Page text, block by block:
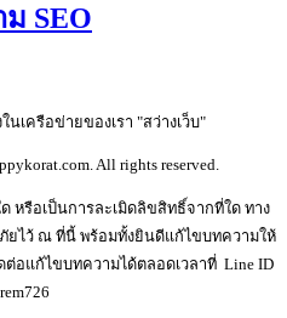
SEO
เครือข่ายของเรา "สว่างเว็บ"
All rights reserved.
หรือเป็นการละเมิดลิขสิทธิ์จากที่ใด ทาง
ยไว้ ณ ที่นี้ พร้อมทั้งยินดีแก้ไขบทความให้
ต่อแก้ไขบทความได้ตลอดเวลาที่ Line ID